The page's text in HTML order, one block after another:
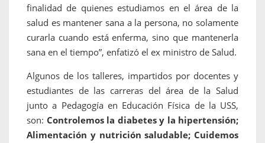
finalidad de quienes estudiamos en el área de la
salud es mantener sana a la persona, no solamente
curarla cuando está enferma, sino que mantenerla
sana en el tiempo”, enfatizó el ex ministro de Salud.
Algunos de los talleres, impartidos por docentes y
estudiantes de las carreras del área de la Salud
junto a Pedagogía en Educación Física de la USS,
son: Controlemos la diabetes y la hipertensión;
Alimentación y nutrición saludable; Cuidemos